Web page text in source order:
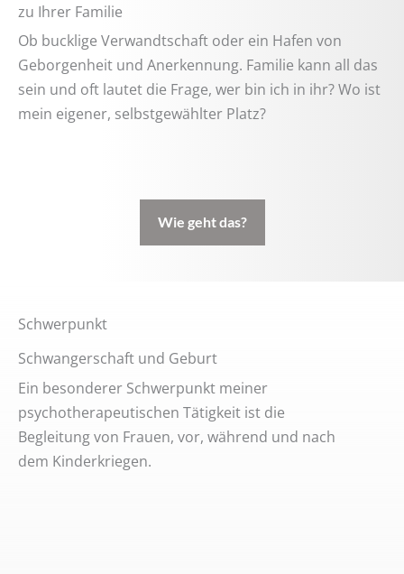
zu Ihrer Familie
Ob bucklige Verwandtschaft oder ein Hafen von
Geborgenheit und Anerkennung. Familie kann all das
sein und oft lautet die Frage, wer bin ich in ihr? Wo ist
mein eigener, selbstgewählter Platz?
Wie geht das?
Schwerpunkt​
Schwangerschaft und Geburt​
Ein besonderer Schwerpunkt meiner
psychotherapeutischen Tätigkeit ist die
Begleitung von Frauen, vor, während und nach
dem Kinderkriegen.